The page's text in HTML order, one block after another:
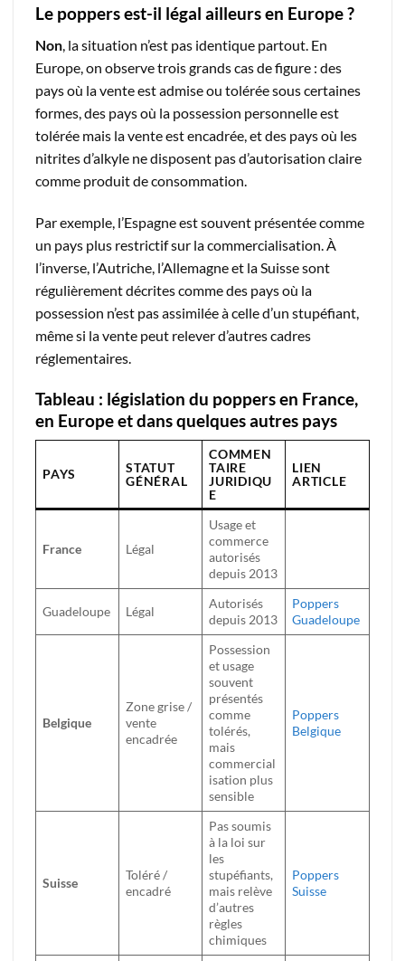
Le poppers est-il légal ailleurs en Europe ?
Non, la situation n’est pas identique partout. En
Europe, on observe trois grands cas de figure : des
pays où la vente est admise ou tolérée sous certaines
formes, des pays où la possession personnelle est
tolérée mais la vente est encadrée, et des pays où les
nitrites d’alkyle ne disposent pas d’autorisation claire
comme produit de consommation.
Par exemple, l’Espagne est souvent présentée comme
un pays plus restrictif sur la commercialisation. À
l’inverse, l’Autriche, l’Allemagne et la Suisse sont
régulièrement décrites comme des pays où la
possession n’est pas assimilée à celle d’un stupéfiant,
même si la vente peut relever d’autres cadres
réglementaires.
Tableau : législation du poppers en France,
en Europe et dans quelques autres pays
PAYS
STATUT
GÉNÉRAL
COMMEN
TAIRE
JURIDIQU
E
LIEN
ARTICLE
France Légal
Usage et
commerce
autorisés
depuis 2013
Guadeloupe Légal
Autorisés
depuis 2013
Poppers
Guadeloupe
Belgique
Zone grise /
vente
encadrée
Possession
et usage
souvent
présentés
comme
tolérés,
mais
commercial
isation plus
sensible
Poppers
Belgique
Suisse
Toléré /
encadré
Pas soumis
à la loi sur
les
stupéfiants,
mais relève
d’autres
règles
chimiques
Poppers
Suisse